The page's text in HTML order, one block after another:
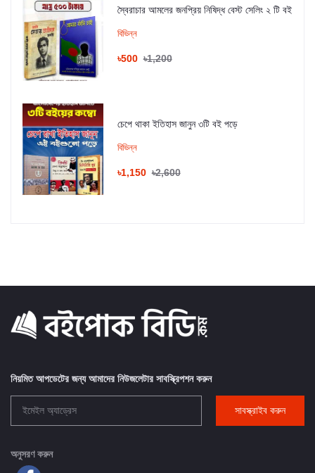
স্বৈরাচার আমলের জনপ্রিয় নিষিদ্ধ বেস্ট সেলিং ২ টি বই
বিভিন্ন
৳500 ৳1,200
চেপে থাকা ইতিহাস জানুন ৩টি বই পড়ে
বিভিন্ন
৳1,150 ৳2,600
নিয়মিত আপডেটের জন্য আমাদের নিউজলেটার সাবস্ক্রিপশন করুন
সাবস্ক্রাইব করুন
অনুসরণ করুন